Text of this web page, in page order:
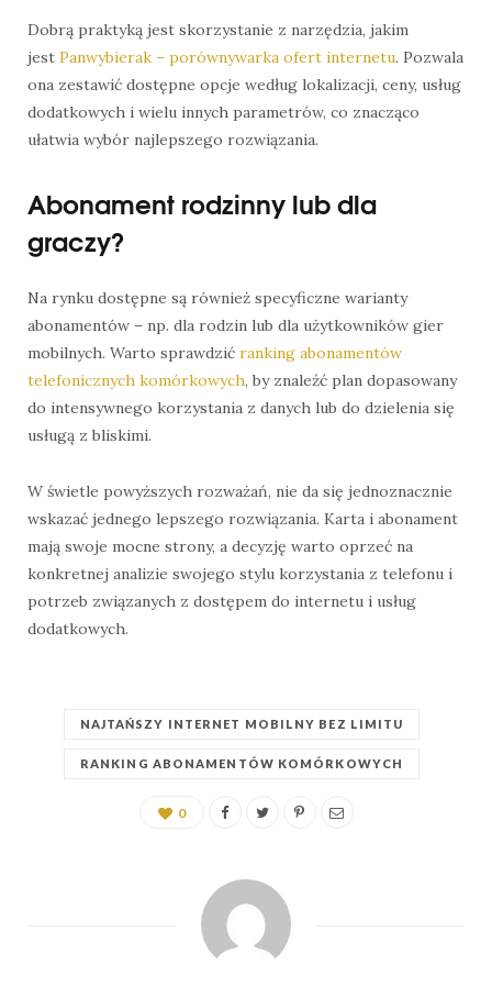
Dobrą praktyką jest skorzystanie z narzędzia, jakim
jest Panwybierak – porównywarka ofert internetu. Pozwala
ona zestawić dostępne opcje według lokalizacji, ceny, usług
dodatkowych i wielu innych parametrów, co znacząco
ułatwia wybór najlepszego rozwiązania.
Abonament rodzinny lub dla
graczy?
Na rynku dostępne są również specyficzne warianty
abonamentów – np. dla rodzin lub dla użytkowników gier
mobilnych. Warto sprawdzić ranking abonamentów
telefonicznych komórkowych, by znaleźć plan dopasowany
do intensywnego korzystania z danych lub do dzielenia się
usługą z bliskimi.
W świetle powyższych rozważań, nie da się jednoznacznie
wskazać jednego lepszego rozwiązania. Karta i abonament
mają swoje mocne strony, a decyzję warto oprzeć na
konkretnej analizie swojego stylu korzystania z telefonu i
potrzeb związanych z dostępem do internetu i usług
dodatkowych.
NAJTAŃSZY INTERNET MOBILNY BEZ LIMITU
RANKING ABONAMENTÓW KOMÓRKOWYCH
0